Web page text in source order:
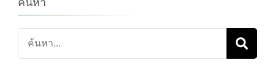
ค้นหา
เกี่ยว